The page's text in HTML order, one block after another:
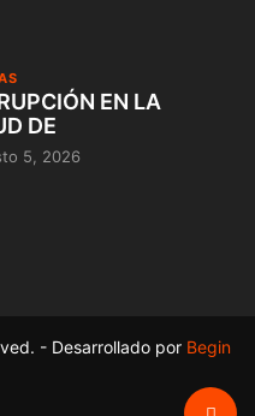
EN LA
DE
5, 2026
- Desarrollado por Begin